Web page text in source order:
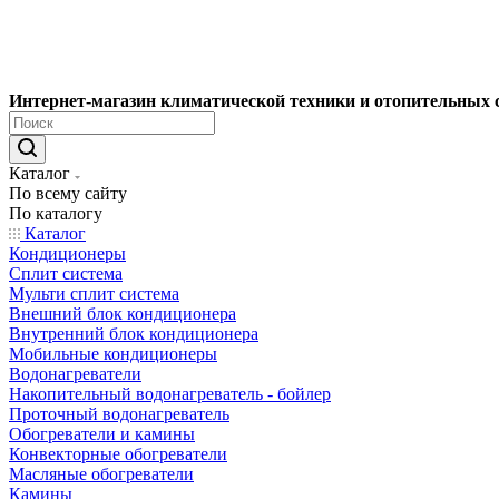
Интернет-магазин климатической техники и отопительных
Каталог
По всему сайту
По каталогу
Каталог
Кондиционеры
Сплит система
Мульти сплит система
Внешний блок кондиционера
Внутренний блок кондиционера
Мобильные кондиционеры
Водонагреватели
Накопительный водонагреватель - бойлер
Проточный водонагреватель
Обогреватели и камины
Конвекторные обогреватели
Масляные обогреватели
Камины